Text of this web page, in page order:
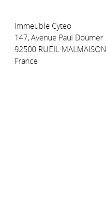
Immeuble Cyteo
147, Avenue Paul Doumer
92500 RUEIL-MALMAISON
France